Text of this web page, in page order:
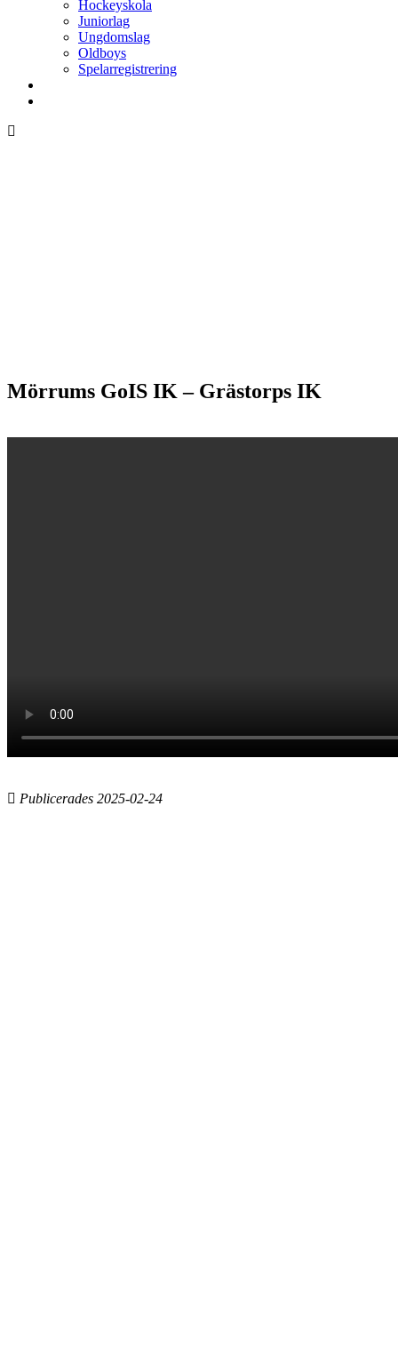
Hockeyskola
Juniorlag
Ungdomslag
Oldboys
Spelarregistrering
Mörrums GoIS IK – Grästorps IK
Publicerades 2025-02-24